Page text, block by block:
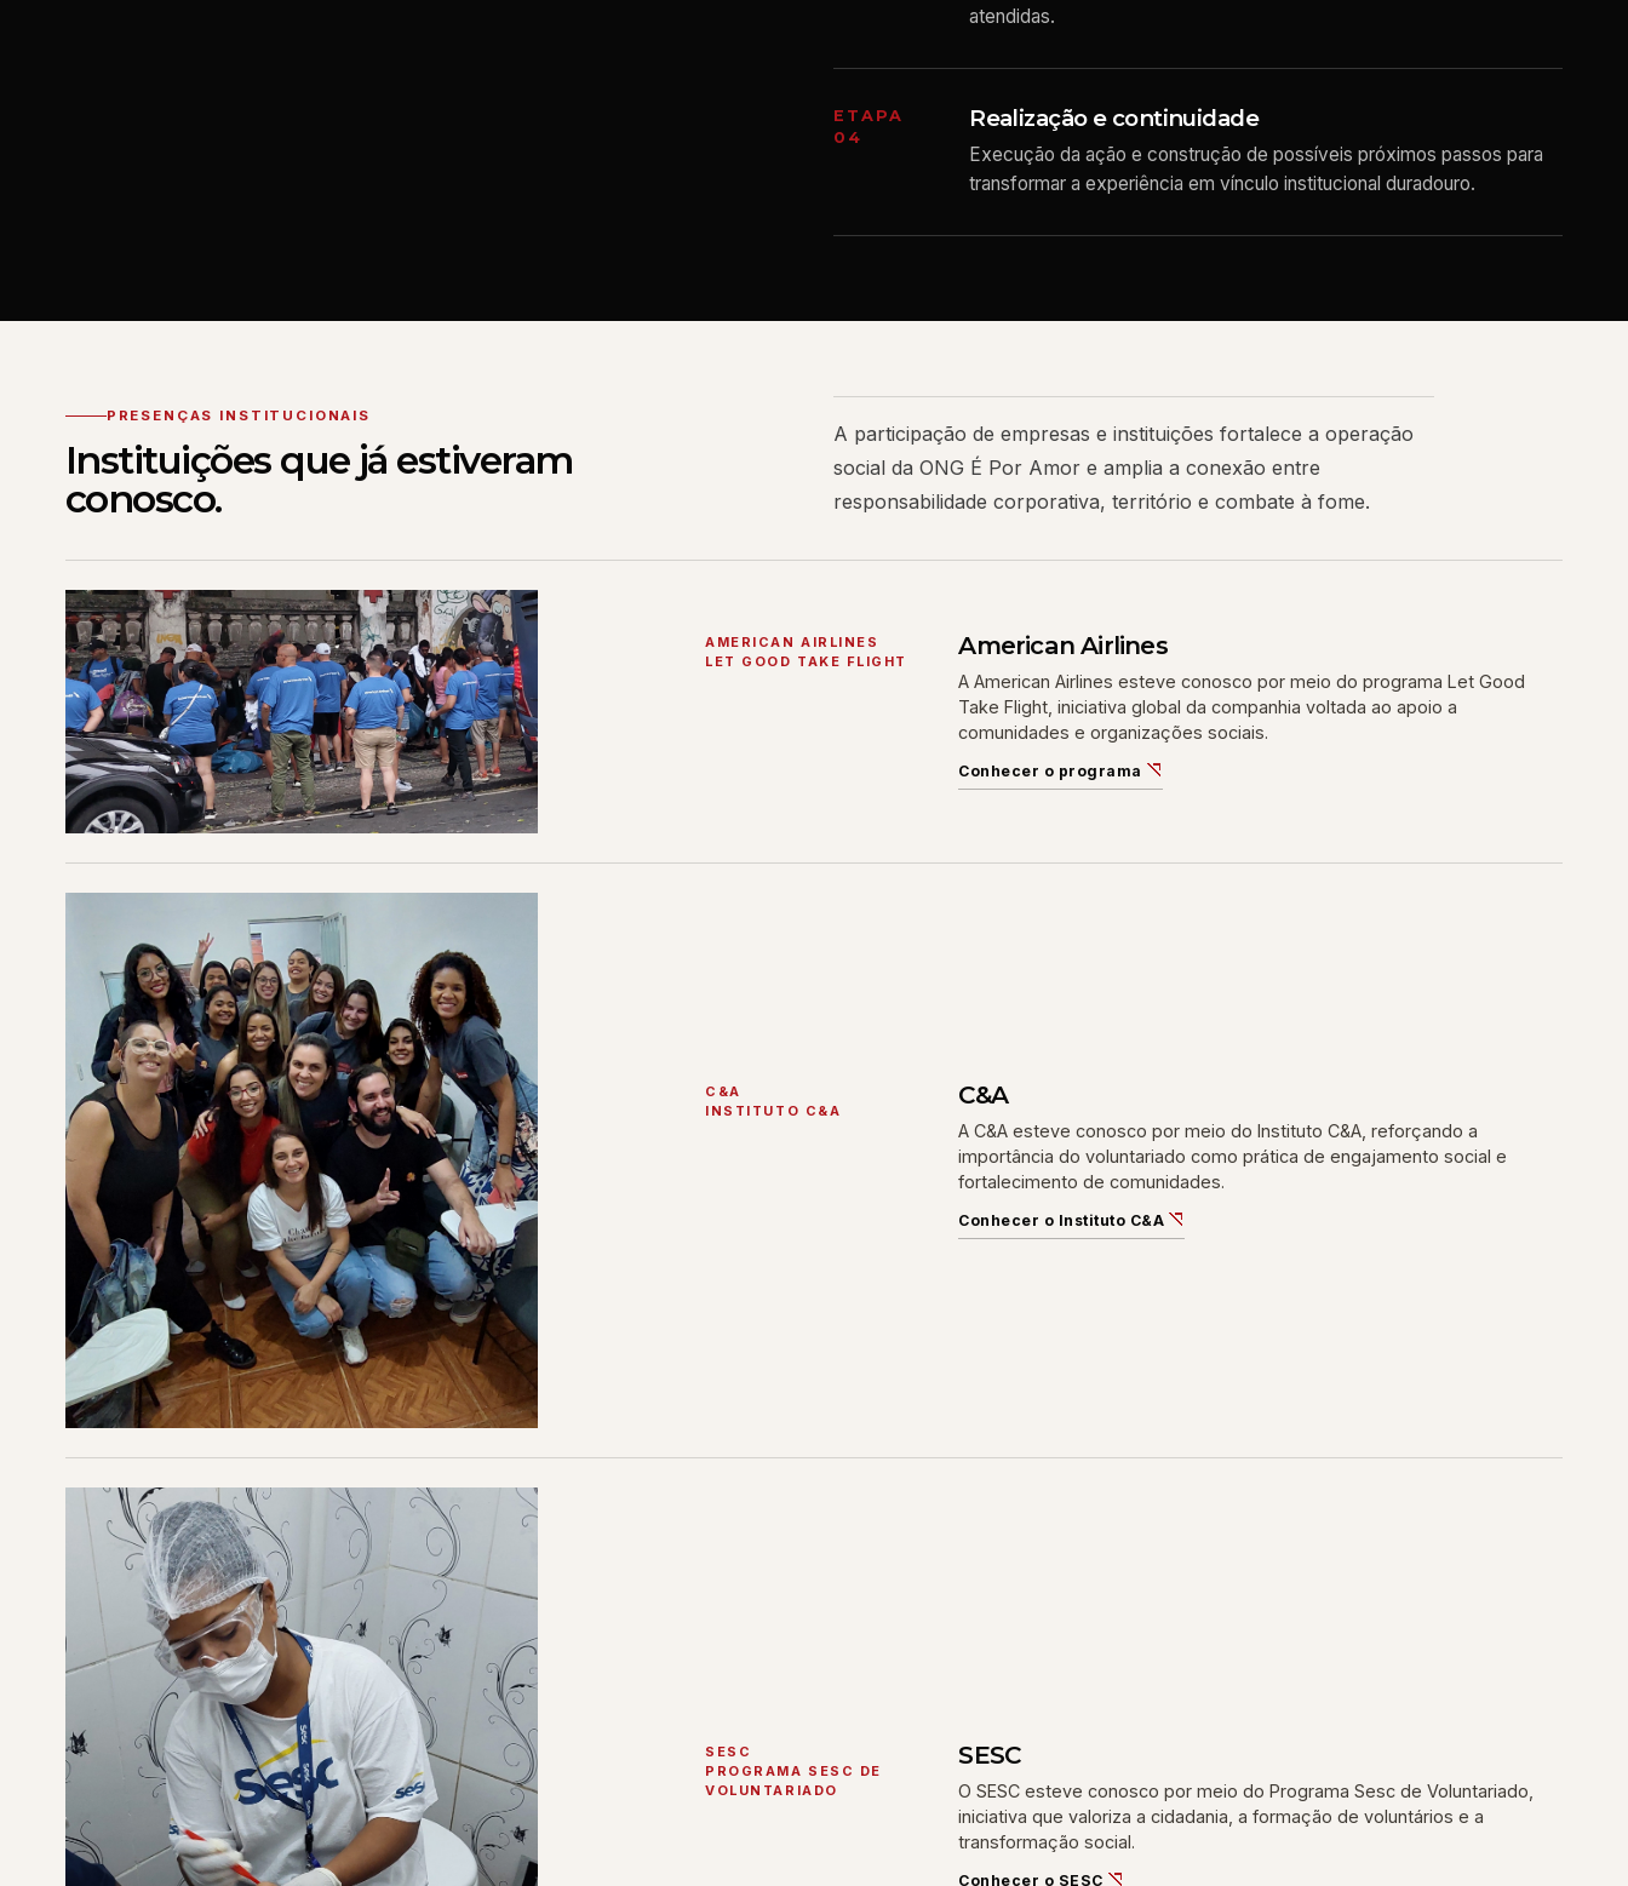
atendidas.
ETAPA
04
Realização e continuidade
Execução da ação e construção de possíveis próximos passos para
transformar a experiência em vínculo institucional duradouro.
PRESENÇAS INSTITUCIONAIS
Instituições que já estiveram
conosco.
A participação de empresas e instituições fortalece a operação
social da ONG É Por Amor e amplia a conexão entre
responsabilidade corporativa, território e combate à fome.
AMERICAN AIRLINES
LET GOOD TAKE FLIGHT
American Airlines
A American Airlines esteve conosco por meio do programa Let Good
Take Flight, iniciativa global da companhia voltada ao apoio a
comunidades e organizações sociais.
Conhecer o programa
C&A
INSTITUTO C&A
C&A
A C&A esteve conosco por meio do Instituto C&A, reforçando a
importância do voluntariado como prática de engajamento social e
fortalecimento de comunidades.
Conhecer o Instituto C&A
SESC
PROGRAMA SESC DE
VOLUNTARIADO
SESC
O SESC esteve conosco por meio do Programa Sesc de Voluntariado,
iniciativa que valoriza a cidadania, a formação de voluntários e a
transformação social.
Conhecer o SESC